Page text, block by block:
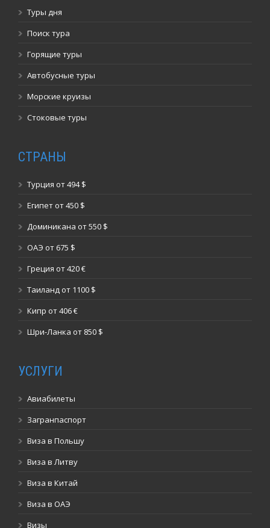
Туры дня
Поиск тура
Горящие туры
Автобусные туры
Морские круизы
Стоковые туры
СТРАНЫ
Турция от 494 $
Египет от 450 $
Доминикана от 550 $
ОАЭ от 675 $
Греция от 420 €
Таиланд от 1100 $
Кипр от 406 €
Шри-Ланка от 850 $
УСЛУГИ
Авиабилеты
Загранпаспорт
Виза в Польшу
Виза в Литву
Виза в Китай
Виза в ОАЭ
Визы